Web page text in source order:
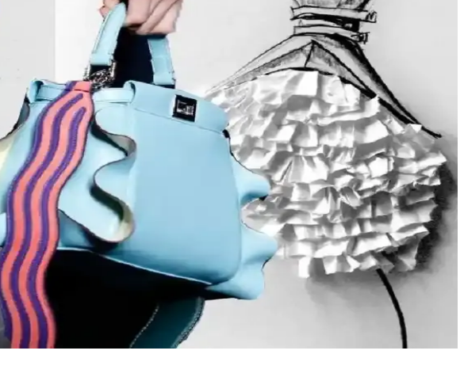
Estetik ve konforu birleştiren pratik stil yaklaşımları sunulmaktadır.
sunulmaktadır. Stil ikonlarından ilham alınarak sürdürülebilir moda tercihleri
sade ve uyumlu tasarımlarla tercih edilir. Stil ve özgüven belirleyicidir.
devam ediyor. Bu yazı, Reddit deneyimleriyle bu trendleri inceliyor.
markalarla estetik ve rahat kıyafetler elde edilir.
uygun önerilerle günlük şıklık ve rahatlık dengelenir.